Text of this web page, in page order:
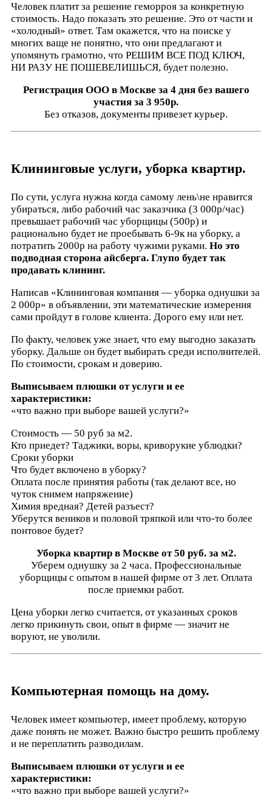
Человек платит за решение геморроя за конкретную
стоимость. Надо показать это решение. Это от части и
«холодный» ответ. Там окажется, что на поиске у
многих ваще не понятно, что они предлагают и
упомянуть грамотно, что РЕШИМ ВСЕ ПОД КЛЮЧ,
НИ РАЗУ НЕ ПОШЕВЕЛИШЬСЯ, будет полезно.
Регистрация ООО в Москве за 4 дня без вашего
участия за 3 950р.
Без отказов, документы привезет курьер.
Клининговые услуги, уборка квартир.
По сути, услуга нужна когда самому лень\не нравится
убираться, либо рабочий час заказчика (3 000р/час)
превышает рабочий час уборщицы (500р) и
рационально будет не проебывать 6-9к на уборку, а
потратить 2000р на работу чужими руками. Но это
подводная сторона айсберга. Глупо будет так
продавать клининг.
Написав «Клининговая компания — уборка однушки за
2 000р» в объявлении, эти математические измерения
сами пройдут в голове клиента. Дорого ему или нет.
По факту, человек уже знает, что ему выгодно заказать
уборку. Дальше он будет выбирать среди исполнителей.
По стоимости, срокам и доверию.
Выписываем плюшки от услуги и ее
характеристики:
«что важно при выборе вашей услуги?»
Стоимость — 50 руб за м2.
Кто приедет? Таджики, воры, криворукие ублюдки?
Сроки уборки
Что будет включено в уборку?
Оплата после принятия работы (так делают все, но
чуток снимем напряжение)
Химия вредная? Детей разъест?
Уберутся веников и половой тряпкой или что-то более
понтовое будет?
Уборка квартир в Москве от 50 руб. за м2.
Уберем однушку за 2 часа. Профессиональные
уборщицы с опытом в нашей фирме от 3 лет. Оплата
после приемки работ.
Цена уборки легко считается, от указанных сроков
легко прикинуть свои, опыт в фирме — значит не
воруют, не уволили.
Компьютерная помощь на дому.
Человек имеет компьютер, имеет проблему, которую
даже понять не может. Важно быстро решить проблему
и не переплатить разводилам.
Выписываем плюшки от услуги и ее
характеристики:
«что важно при выборе вашей услуги?»